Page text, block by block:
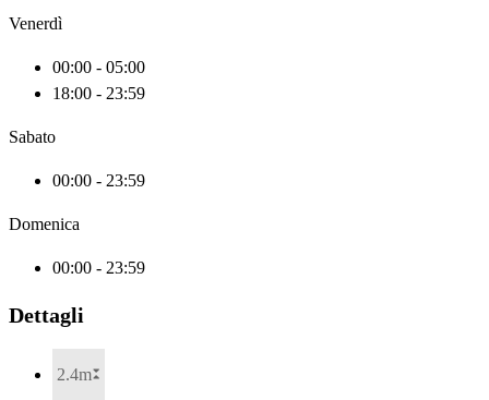
Venerdì
00:00 - 05:00
18:00 - 23:59
Sabato
00:00 - 23:59
Domenica
00:00 - 23:59
Dettagli
2.4m